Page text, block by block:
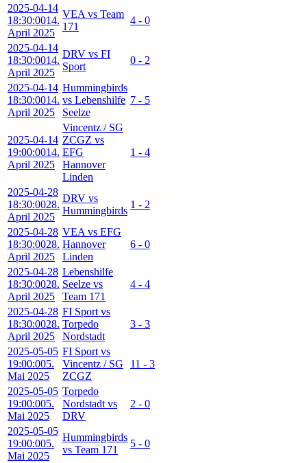
2025-04-14
18:30:0014.
April 2025
VEA vs Team
171
4 - 0
2025-04-14
18:30:0014.
April 2025
DRV vs FI
Sport
0 - 2
2025-04-14
18:30:0014.
April 2025
Hummingbirds
vs Lebenshilfe
Seelze
7 - 5
2025-04-14
19:00:0014.
April 2025
Vincentz / SG
ZCGZ vs
EFG
Hannover
Linden
1 - 4
2025-04-28
18:30:0028.
April 2025
DRV vs
Hummingbirds
1 - 2
2025-04-28
18:30:0028.
April 2025
VEA vs EFG
Hannover
Linden
6 - 0
2025-04-28
18:30:0028.
April 2025
Lebenshilfe
Seelze vs
Team 171
4 - 4
2025-04-28
18:30:0028.
April 2025
FI Sport vs
Torpedo
Nordstadt
3 - 3
2025-05-05
19:00:005.
Mai 2025
FI Sport vs
Vincentz / SG
ZCGZ
11 - 3
2025-05-05
19:00:005.
Mai 2025
Torpedo
Nordstadt vs
DRV
2 - 0
2025-05-05
19:00:005.
Mai 2025
Hummingbirds
vs Team 171
5 - 0